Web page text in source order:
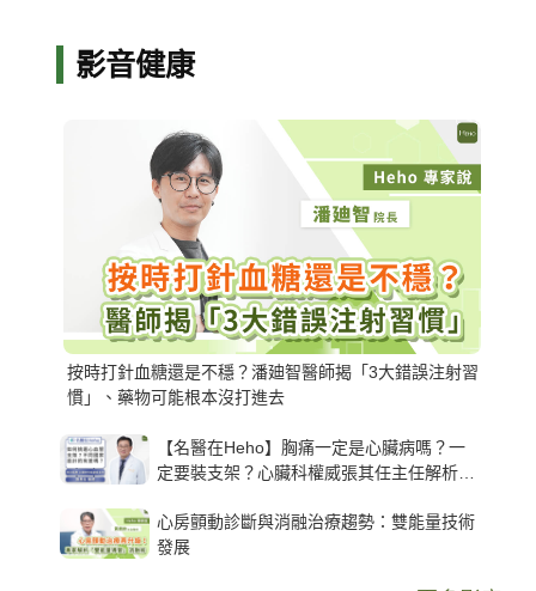
影音健康
按時打針血糖還是不穩？潘廸智醫師揭「3大錯誤注射習
慣」、藥物可能根本沒打進去
【名醫在Heho】胸痛一定是心臟病嗎？一
定要裝支架？心臟科權威張其任主任解析支
心房顫動診斷與消融治療趨勢：雙能量技術
發展